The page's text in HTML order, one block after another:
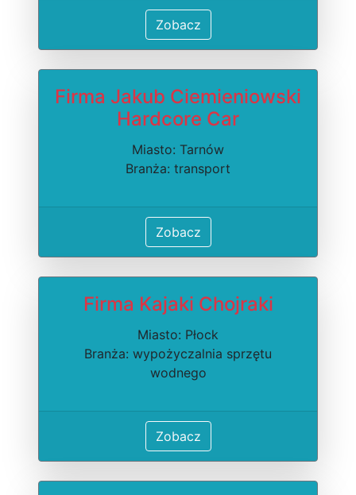
Zobacz
Firma Jakub Ciemieniowski
Hardcore Car
Miasto: Tarnów
Branża: transport
Zobacz
Firma Kajaki Chojraki
Miasto: Płock
Branża: wypożyczalnia sprzętu
wodnego
Zobacz